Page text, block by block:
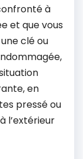
à
et que vous
clé ou
en
pressé ou
l’extérieur